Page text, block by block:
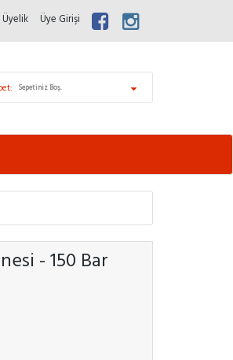
Üye Girişi
Sepetiniz Boş.
- 150 Bar